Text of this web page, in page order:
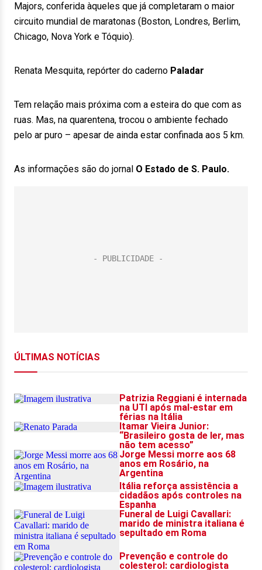
Majors, conferida àqueles que já completaram o maior
circuito mundial de maratonas (Boston, Londres, Berlim,
Chicago, Nova York e Tóquio).
Renata Mesquita, repórter do caderno Paladar
Tem relação mais próxima com a esteira do que com as
ruas. Mas, na quarentena, trocou o ambiente fechado
pelo ar puro – apesar de ainda estar confinada aos 5 km.
As informações são do jornal O Estado de S. Paulo.